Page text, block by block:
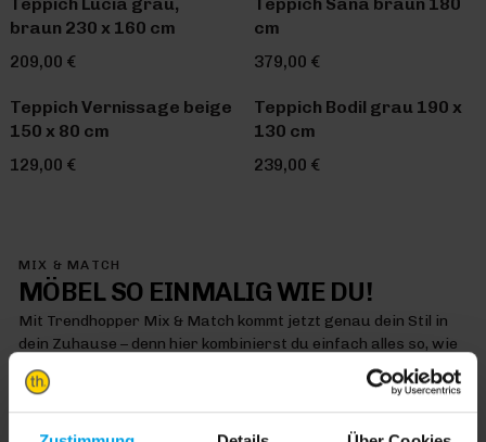
braun 230 x 160 cm
209,00 €
cm
379,00 €
Teppich Vernissage beige
150 x 80 cm
129,00 €
Teppich Bodil grau 190 x
130 cm
239,00 €
MIX & MATCH
MÖBEL SO EINMALIG WIE DU!
Mit Trendhopper Mix & Match kommt jetzt genau dein Stil in
dein Zuhause – denn hier kombinierst du einfach alles so, wie
es dir gefällt